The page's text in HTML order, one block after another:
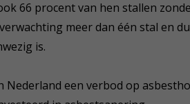
66 procent van hen stallen
meer dan één stal en
is.
Nederland een verbod op